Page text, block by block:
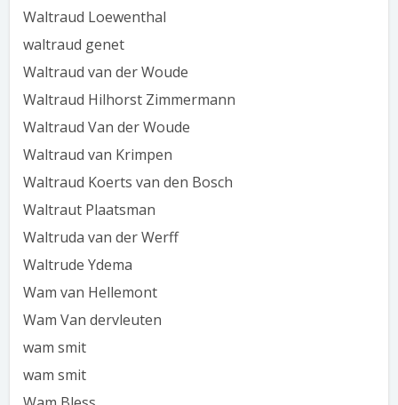
Waltraud Loewenthal
waltraud genet
Waltraud van der Woude
Waltraud Hilhorst Zimmermann
Waltraud Van der Woude
Waltraud van Krimpen
Waltraud Koerts van den Bosch
Waltraut Plaatsman
Waltruda van der Werff
Waltrude Ydema
Wam van Hellemont
Wam Van dervleuten
wam smit
wam smit